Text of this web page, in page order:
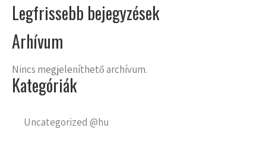
Legfrissebb bejegyzések
Arhívum
Nincs megjeleníthető archívum.
Kategóriák
Uncategorized @hu